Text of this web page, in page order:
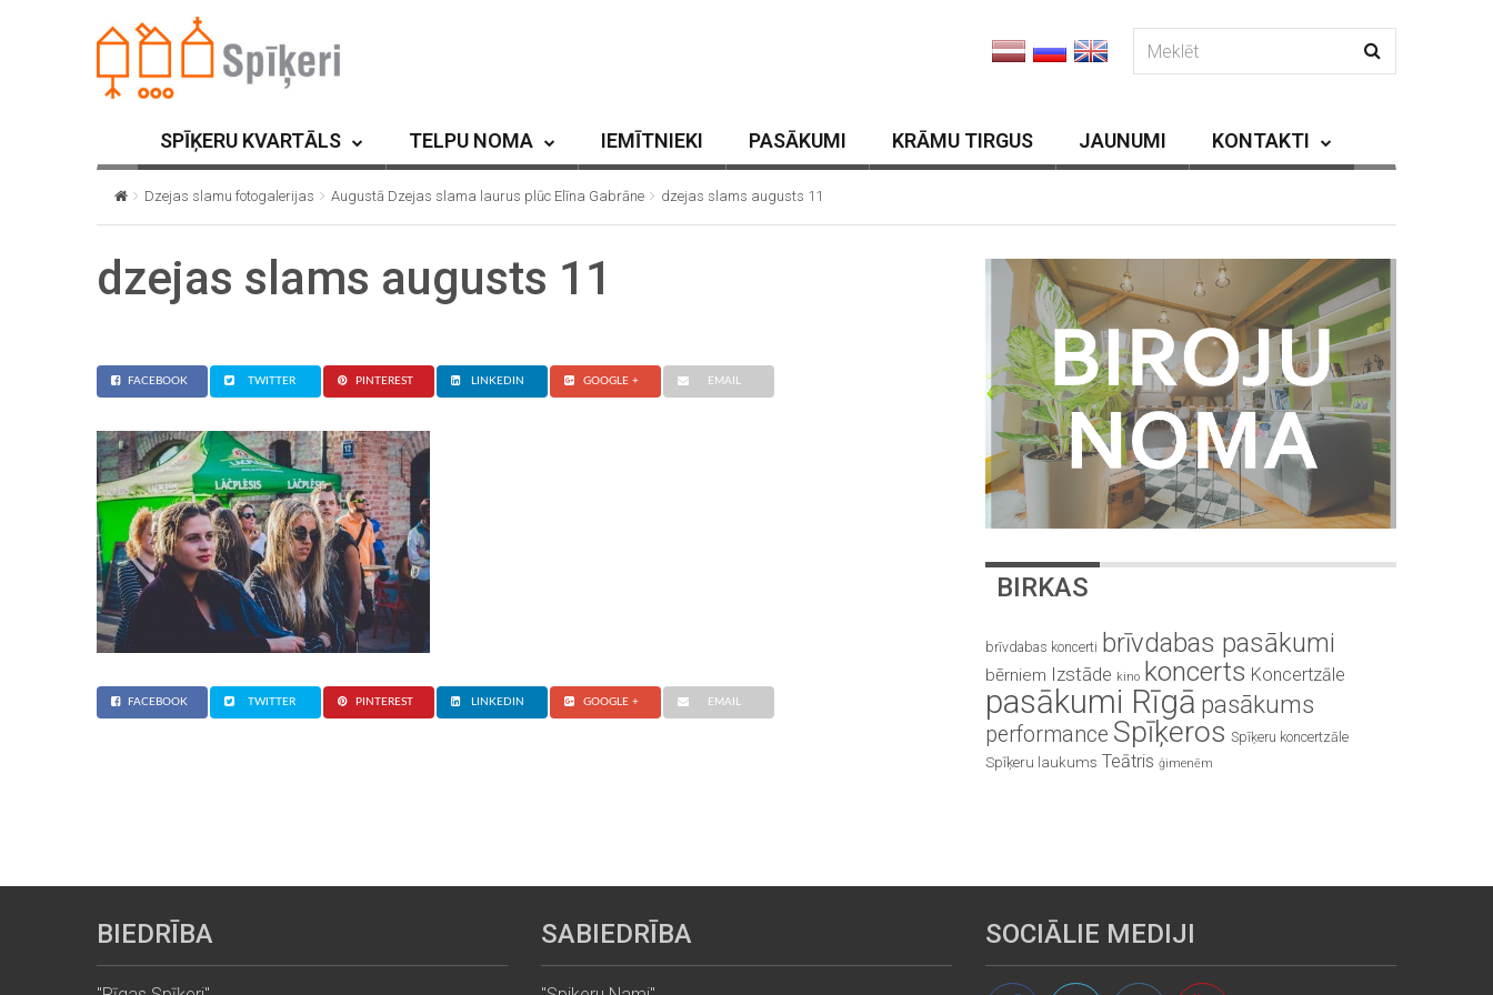
SPĪĶERU KVARTĀLS TELPU NOMA IEMĪTNIEKI PASĀKUMI KRĀMU TIRGUS JAUNUMI KONTAKTI
Dzejas slamu fotogalerijas Augustā Dzejas slama laurus plūc Elīna Gabrāne dzejas slams augusts 11
dzejas slams augusts 11
FACEBOOK TWITTER PINTEREST LINKEDIN GOOGLE + EMAIL
FACEBOOK TWITTER PINTEREST LINKEDIN GOOGLE + EMAIL
BIRKAS
brīvdabas koncerti brīvdabas pasākumi
bērniem Izstāde kino koncerts Koncertzāle
pasākumi Rīgā pasākums
performance Spīķeros Spīķeru koncertzāle
Spīķeru laukums Teātris ģimenēm
BIEDRĪBA SABIEDRĪBA SOCIĀLIE MEDIJI